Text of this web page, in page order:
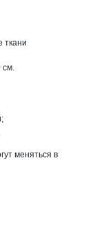
ткани
см.
меняться в